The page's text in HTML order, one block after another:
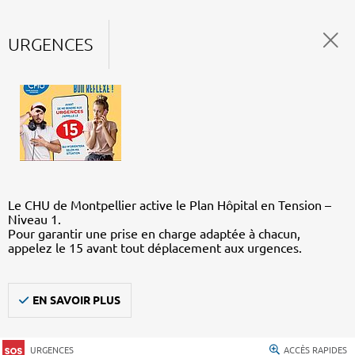
URGENCES
Le CHU de Montpellier active le Plan Hôpital en Tension –
Niveau 1.
Pour garantir une prise en charge adaptée à chacun,
appelez le 15 avant tout déplacement aux urgences.
EN SAVOIR PLUS
URGENCES ACCÈS RAPIDES